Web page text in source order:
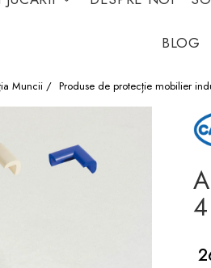
BLOG
Muncii / Produse de protecție mobilier